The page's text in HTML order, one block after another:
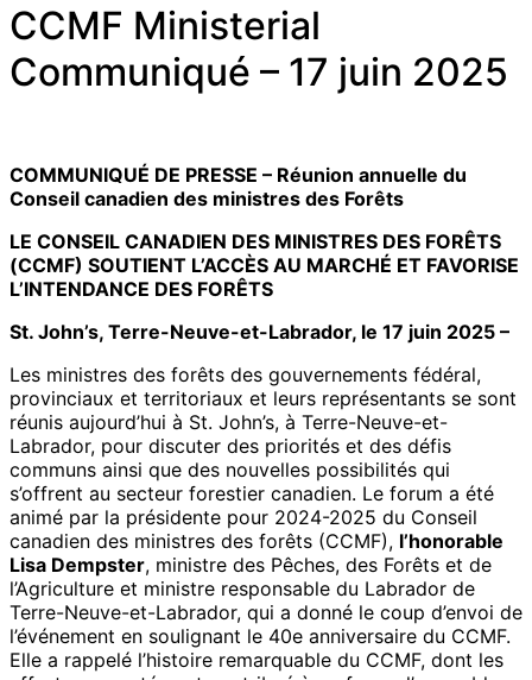
CCMF Ministerial
Communiqué – 17 juin 2025
COMMUNIQUÉ DE PRESSE – Réunion annuelle du
Conseil canadien des ministres des Forêts
LE CONSEIL CANADIEN DES MINISTRES DES FORÊTS
(CCMF) SOUTIENT L’ACCÈS AU MARCHÉ ET FAVORISE
L’INTENDANCE DES FORÊTS
St. John’s, Terre-Neuve-et-Labrador, le 17 juin 2025 –
Les ministres des forêts des gouvernements fédéral,
provinciaux et territoriaux et leurs représentants se sont
réunis aujourd’hui à St. John’s, à Terre-Neuve-et-
Labrador, pour discuter des priorités et des défis
communs ainsi que des nouvelles possibilités qui
s’offrent au secteur forestier canadien. Le forum a été
animé par la présidente pour 2024-2025 du Conseil
canadien des ministres des forêts (CCMF), l’honorable
Lisa Dempster, ministre des Pêches, des Forêts et de
l’Agriculture et ministre responsable du Labrador de
Terre-Neuve-et-Labrador, qui a donné le coup d’envoi de
l’événement en soulignant le 40e anniversaire du CCMF.
Elle a rappelé l’histoire remarquable du CCMF, dont les